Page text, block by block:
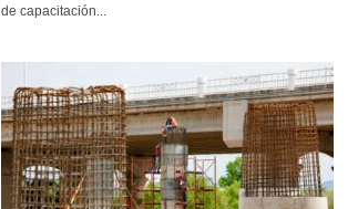
de capacitación...